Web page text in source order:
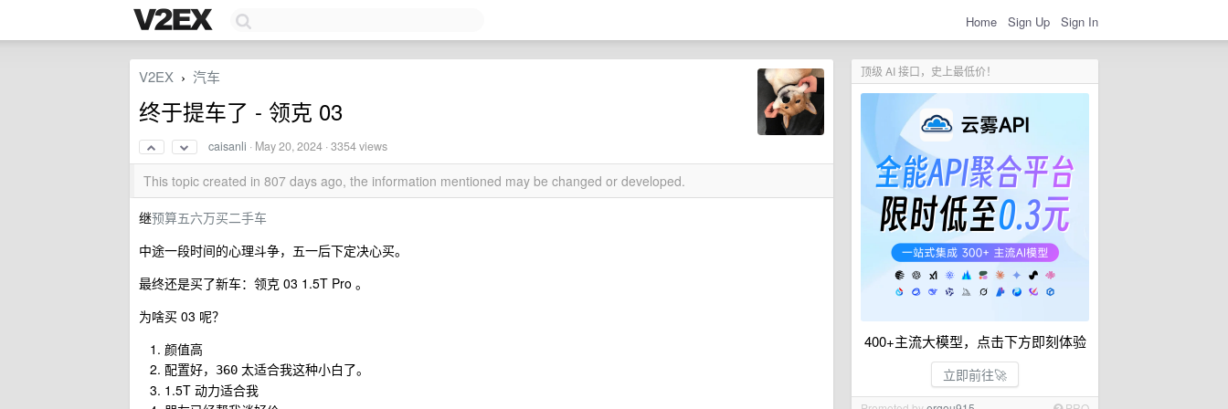
Home Sign Up Sign In
顶级 AI 接口，史上最低价！
400+主流大模型，点击下方即刻体验
立即前往🚀
V2EX › 汽车
终于提车了 - 领克 03
caisanli · May 20, 2024 · 3354 views
This topic created in 807 days ago, the information mentioned may be changed or developed.
继预算五六万买二手车
中途一段时间的心理斗争，五一后下定决心买。
最终还是买了新车：领克 03 1.5T Pro 。
为啥买 03 呢？
颜值高
配置好，
360 太适合我这种小白了。
1.5T 动力适合我